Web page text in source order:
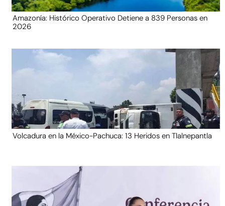
Amazonía: Histórico Operativo Detiene a 839 Personas en
2026
Volcadura en la México-Pachuca: 13 Heridos en Tlalnepantla